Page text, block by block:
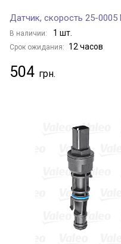
Датчик, скорость 25-0005
В наличии: 1 шт.
Срок ожидания: 12 часов
504